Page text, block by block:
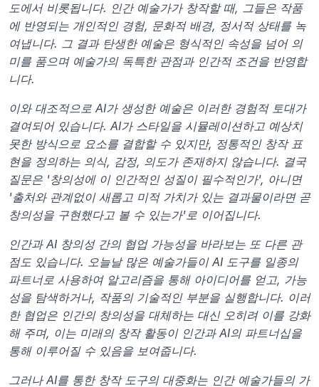
도에서 비롯됩니다. 인간 예술가가 창작할 때, 그들은 작품
에 반영되는 개인적인 경험, 문화적 배경, 정서적 상태를 녹
여냅니다. 그 결과 탄생한 예술은 형식적인 속성을 넘어 의
미를 품으며 예술가의 독특한 관점과 인간적 조건을 반영합
니다.
이와 대조적으로 AI가 생성한 예술은 이러한 경험적 토대가
결여되어 있습니다. AI가 스타일을 시뮬레이션하고 예상치
못한 방식으로 요소를 결합할 수 있지만, 정통적인 창작 표
현을 정의하는 의식, 감정, 의도가 존재하지 않습니다. 결국
질문은 '창의성에 이 인간적인 성질이 필수적인가', 아니면
'출처와 관계없이 새롭고 미적 가치가 있는 결과물이라면 곧
창의성을 구현했다고 볼 수 있는가'로 이어집니다.
인간과 AI 창의성 간의 협업 가능성을 바라보는 또 다른 관
점도 있습니다. 오늘날 많은 예술가들이 AI 도구를 일종의
파트너로 사용하여 알고리즘을 통해 아이디어를 얻고, 가능
성을 탐색하거나, 작품의 기술적인 부분을 실행합니다. 이러
한 협업은 인간의 창의성을 대체하는 대신 오히려 이를 강화
해 주며, 이는 미래의 창작 활동이 인간과 AI의 파트너십을
통해 이루어질 수 있음을 보여줍니다.
그러나 AI를 통한 창작 도구의 대중화는 인간 예술가들의 가